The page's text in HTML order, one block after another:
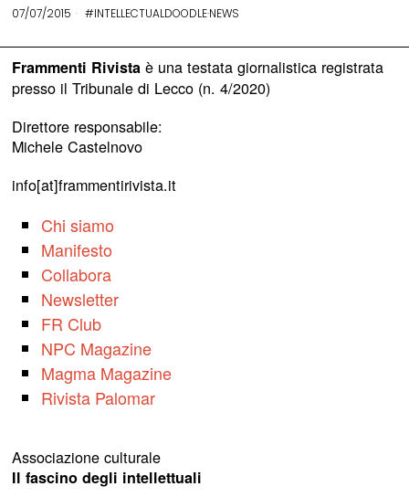
07/07/2015 #INTELLECTUALDOODLE·NEWS
Frammenti Rivistaè una testata giornalistica registrata
presso il Tribunale di Lecco (n. 4/2020)
Direttore responsabile:
Michele Castelnovo
info[at]frammentirivista.it
Chi siamo
Manifesto
Collabora
Newsletter
FR Club
NPC Magazine
Magma Magazine
Rivista Palomar
Associazione culturale
Il fascino degli intellettuali